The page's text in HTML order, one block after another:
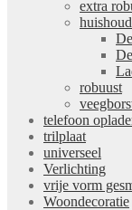
extra
robuust
telefoon
trilplaat
universeel
Verlichting
vrije vorm
Woondecoratie